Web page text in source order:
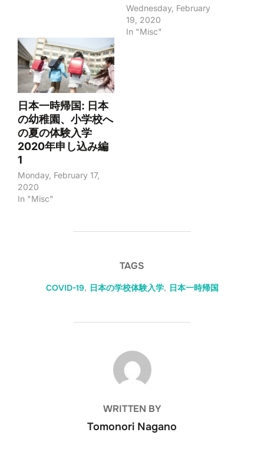
Wednesday, February
19, 2020
In "Misc"
日本一時帰国: 日本
の幼稚園、小学校へ
の夏の体験入学
2020年申し込み編
1
Monday, February 17,
2020
In "Misc"
TAGS
COVID-19, 日本の学校体験入学, 日本一時帰国
POST AUTHOR
WRITTEN BY
Tomonori Nagano